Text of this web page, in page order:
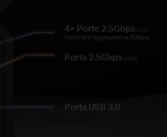
4× Porte 2.5Gbps
LAN
(velocità di aggregazione 5Gbps)
Porta 2.5Gbps WAN
Porta USB 3.0